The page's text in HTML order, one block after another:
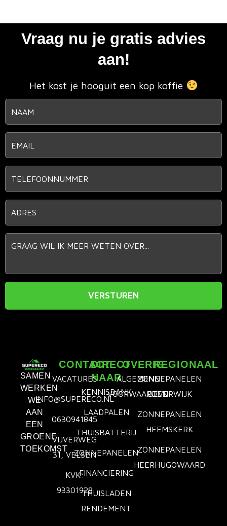
Vraag nu je gratis advies
aan!
Het kost je hooguit een kop koffie
VERSTUREN
SAMEN
WERKEN
WE
AAN
EEN
GROENE
TOEKOMST
CONTACT
VACATURES
INFO@SUPERECO.NL
0630941845
VIJVERWEG
31, VELSEN
KVK:
93301928
DIRECT
NAAR
KENNISBANK
LAADPALEN
THUISBATTERIJ
ZONNEPANELEN
FINANCIERING
THUISLADEN
RENDEMENT
OVERIG
ALGEMENE
VOORWAARDEN
REGIONAAL
ZONNEPANELEN
BEVERWIJK
ZONNEPANELEN
HEEMSKERK
ZONNEPANELEN
HEERHUGOWAARD